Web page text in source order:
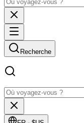
Recherche